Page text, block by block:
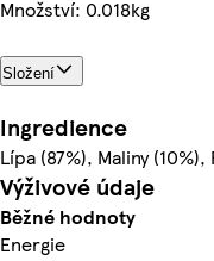
Množství: 0.018kg
Složení
Ingredience
Lípa (87%), Maliny
Výživové údaje
Běžné hodnoty
Energie